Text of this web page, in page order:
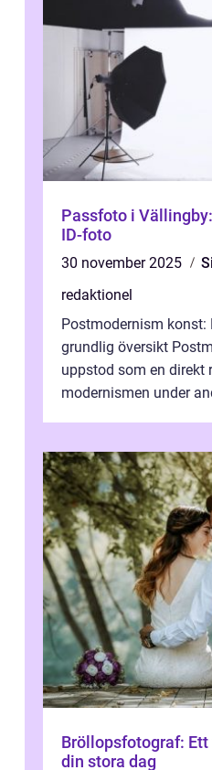
Passfoto i
ID-foto
30 november 2025
redaktionel
Postmodernism konst:
grundlig översikt
uppstod som en direkt
modernismen under
Bröllopsfotograf:
din stora dag